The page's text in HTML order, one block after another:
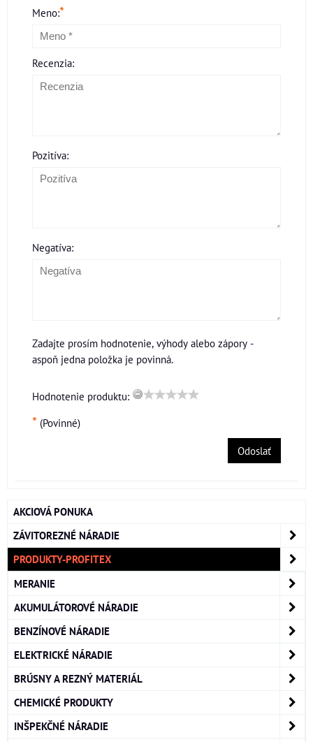
Meno:*
Recenzia:
Pozitíva:
Negatíva:
Zadajte prosím hodnotenie, výhody alebo zápory -
aspoň jedna položka je povinná.
Hodnotenie produktu:
* (Povinné)
Odoslať
AKCIOVÁ PONUKA
ZÁVITOREZNÉ NÁRADIE
PRODUKTY-PROFITEX
MERANIE
AKUMULÁTOROVÉ NÁRADIE
BENZÍNOVÉ NÁRADIE
ELEKTRICKÉ NÁRADIE
BRÚSNY A REZNÝ MATERIÁL
CHEMICKÉ PRODUKTY
INŠPEKČNÉ NÁRADIE